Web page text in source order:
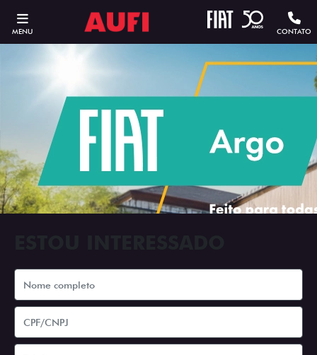
MENU CONTATO